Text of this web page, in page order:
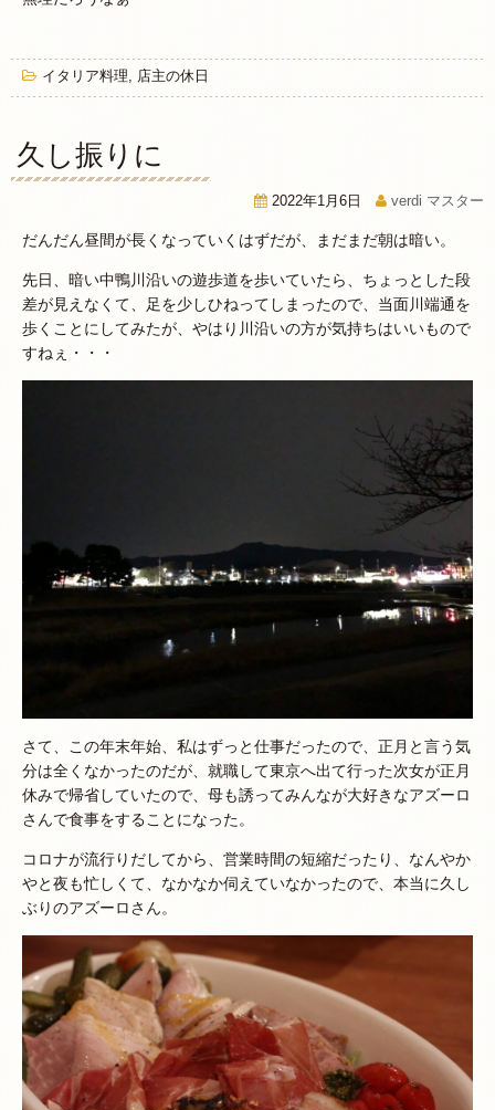
イタリア料理 店主の休日
久し振りに
2022年1月6日 verdi マスター
だんだん昼間が長くなっていくはずだが、まだまだ朝は暗い。
先日、暗い中鴨川沿いの遊歩道を歩いていたら、ちょっとした段
差が見えなくて、足を少しひねってしまったので、当面川端通を
歩くことにしてみたが、やはり川沿いの方が気持ちはいいもので
すねぇ・・・
さて、この年末年始、私はずっと仕事だったので、正月と言う気
分は全くなかったのだが、就職して東京へ出て行った次女が正月
休みで帰省していたので、母も誘ってみんなが大好きなアズーロ
さんで食事をすることになった。
コロナが流行りだしてから、営業時間の短縮だったり、なんやか
やと夜も忙しくて、なかなか伺えていなかったので、本当に久し
ぶりのアズーロさん。